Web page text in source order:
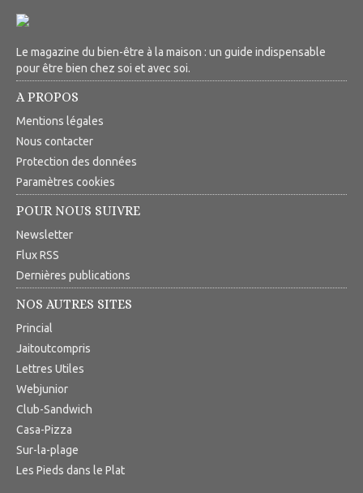
Le magazine du bien-être à la maison : un guide indispensable
pour être bien chez soi et avec soi.
A PROPOS
Mentions légales
Nous contacter
Protection des données
Paramètres cookies
POUR NOUS SUIVRE
Newsletter
Flux RSS
Dernières publications
NOS AUTRES SITES
Princial
Jaitoutcompris
Lettres Utiles
Webjunior
Club-Sandwich
Casa-Pizza
Sur-la-plage
Les Pieds dans le Plat